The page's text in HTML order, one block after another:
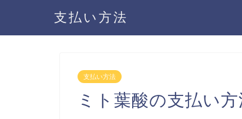
支払い方法
支払い方法
ミト葉酸の支払い